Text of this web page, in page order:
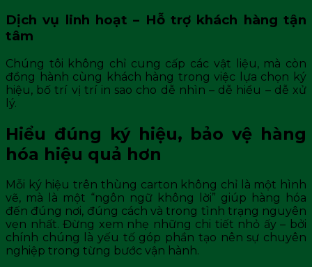
Dịch vụ linh hoạt – Hỗ trợ khách hàng tận
tâm
Chúng tôi không chỉ cung cấp các vật liệu, mà còn
đồng hành cùng khách hàng trong việc lựa chọn ký
hiệu, bố trí vị trí in sao cho dễ nhìn – dễ hiểu – dễ xử
lý.
Hiểu đúng ký hiệu, bảo vệ hàng
hóa hiệu quả hơn
Mỗi ký hiệu trên thùng carton không chỉ là một hình
vẽ, mà là một “ngôn ngữ không lời” giúp hàng hóa
đến đúng nơi, đúng cách và trong tình trạng nguyên
vẹn nhất. Đừng xem nhẹ những chi tiết nhỏ ấy – bởi
chính chúng là yếu tố góp phần tạo nên sự chuyên
nghiệp trong từng bước vận hành.